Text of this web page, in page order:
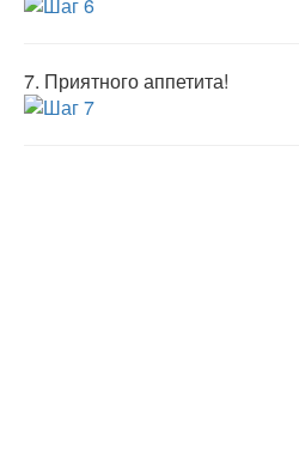
7. Приятного аппетита!